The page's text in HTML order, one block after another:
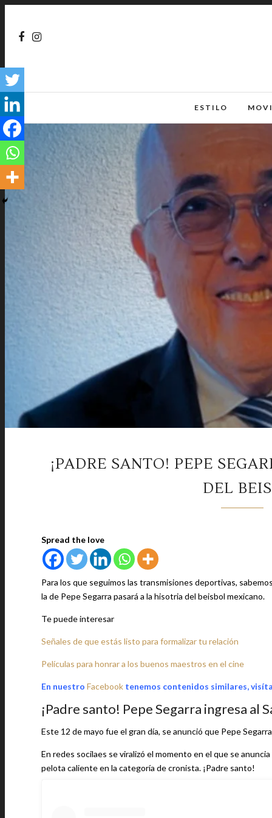
ESTILO
¡PADRE SANTO! PEPE
DEL
Spread the love
Para los que seguimos las transmisiones deportivas,
la de Pepe Segarra pasará a la hisotria del beisbol mexicano.
Te puede interesar
Señales de que estás listo para formalizar tu relación
Películas para honrar a los buenos maestros en el cine
En nuestro Facebook tenemos contenidos similares,
¡Padre santo! Pepe Segarra ingresa al
Este 12 de mayo fue el gran día, se anunció que Pepe
En redes socilaes se viralizó el momento en el que se
pelota caliente en la categoría de cronista. ¡Padre santo!